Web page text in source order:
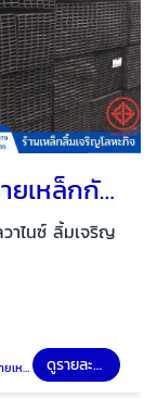
ร้านขายเหล็กกัลวาไนซ์ ลำลูกกา
าไนซ์ ลิ้มเจริญ
วาไนซ์ ดูรายละเอียด